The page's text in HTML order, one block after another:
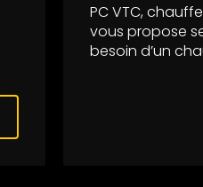
PC VTC,
vous propose
besoin d’un